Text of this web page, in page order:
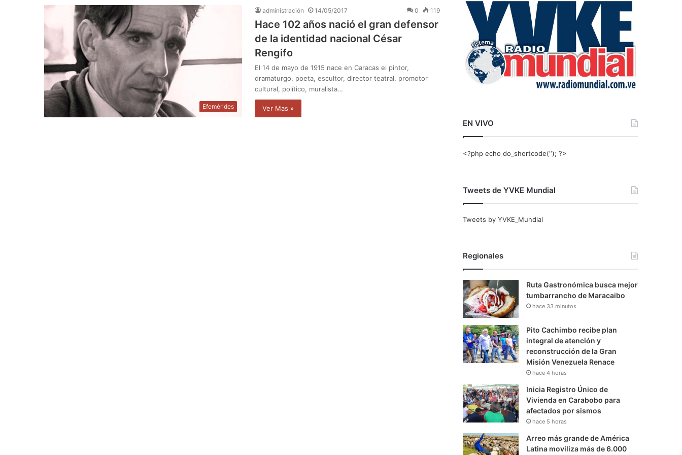
Efemérides
administración 14/05/2017 0 119
Hace 102 años nació el gran defensor
de la identidad nacional César
Rengifo
El 14 de mayo de 1915 nace en Caracas el pintor,
dramaturgo, poeta, escultor, director teatral, promotor
cultural, político, muralista…
Ver Mas »
r
EN VIVO
<?php echo do_shortcode(‘‘); ?>
Tweets de YVKE Mundial
Tweets by YVKE_Mundial
Regionales
Ruta Gastronómica busca mejor
tumbarrancho de Maracaibo
hace 33 minutos
Pito Cachimbo recibe plan
integral de atención y
reconstrucción de la Gran
Misión Venezuela Renace
hace 4 horas
Inicia Registro Único de
Vivienda en Carabobo para
afectados por sismos
hace 5 horas
Arreo más grande de América
Latina moviliza más de 6.000